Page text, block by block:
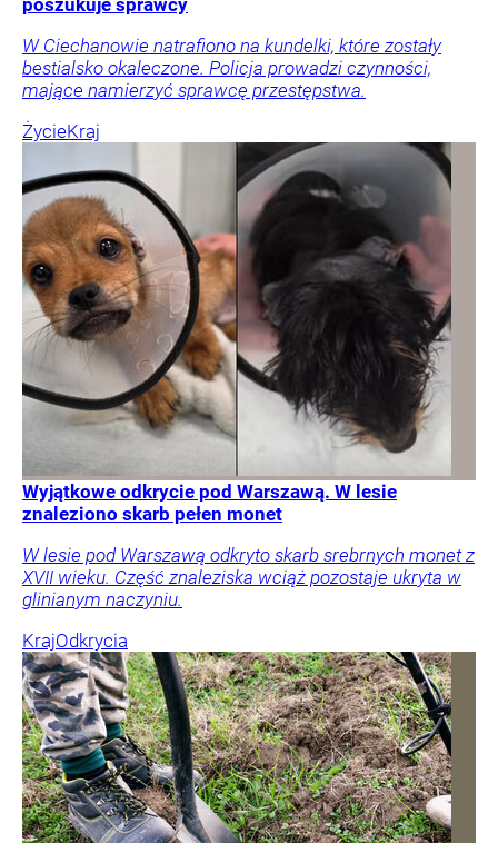
poszukuje sprawcy
W Ciechanowie natrafiono na kundelki, które zostały
bestialsko okaleczone. Policja prowadzi czynności,
mające namierzyć sprawcę przestępstwa.
ŻycieKraj
Wyjątkowe odkrycie pod Warszawą. W lesie
znaleziono skarb pełen monet
W lesie pod Warszawą odkryto skarb srebrnych monet z
XVII wieku. Część znaleziska wciąż pozostaje ukryta w
glinianym naczyniu.
KrajOdkrycia